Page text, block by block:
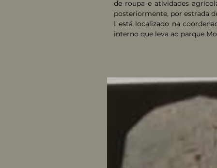
de roupa e atividades
posteriormente, por estrada
I está localizado na
interno que leva ao parque